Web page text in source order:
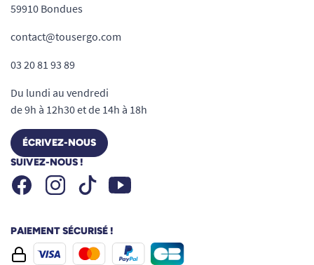
59910 Bondues
contact@tousergo.com
03 20 81 93 89
Du lundi au vendredi
de 9h à 12h30 et de 14h à 18h
ÉCRIVEZ-NOUS
SUIVEZ-NOUS !
FacebookInstagramTiktok Youtube
PAIEMENT SÉCURISÉ !